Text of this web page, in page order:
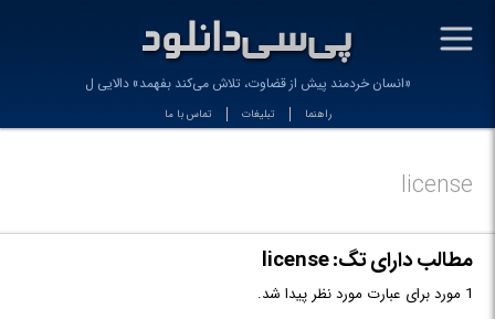
-
«انسان خردمند پیش از قضاوت، تلاش می‌کند بفهمد» دالایی لام
راهنما تبلیغات تماس با ما
license
مطالب دارای تگ: license
1 مورد برای عبارت مورد نظر پیدا شد.